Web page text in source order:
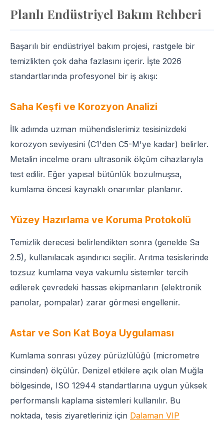
Planlı Endüstriyel Bakım Rehberi
Başarılı bir endüstriyel bakım projesi, rastgele bir
temizlikten çok daha fazlasını içerir. İşte 2026
standartlarında profesyonel bir iş akışı:
Saha Keşfi ve Korozyon Analizi
İlk adımda uzman mühendislerimiz tesisinizdeki
korozyon seviyesini (C1'den C5-M'ye kadar) belirler.
Metalin incelme oranı ultrasonik ölçüm cihazlarıyla
test edilir. Eğer yapısal bütünlük bozulmuşsa,
kumlama öncesi kaynaklı onarımlar planlanır.
Yüzey Hazırlama ve Koruma Protokolü
Temizlik derecesi belirlendikten sonra (genelde Sa
2.5), kullanılacak aşındırıcı seçilir. Arıtma tesislerinde
tozsuz kumlama veya vakumlu sistemler tercih
edilerek çevredeki hassas ekipmanların (elektronik
panolar, pompalar) zarar görmesi engellenir.
Astar ve Son Kat Boya Uygulaması
Kumlama sonrası yüzey pürüzlülüğü (micrometre
cinsinden) ölçülür. Denizel etkilere açık olan Muğla
bölgesinde, ISO 12944 standartlarına uygun yüksek
performanslı kaplama sistemleri kullanılır. Bu
noktada, tesis ziyaretleriniz için Dalaman VIP